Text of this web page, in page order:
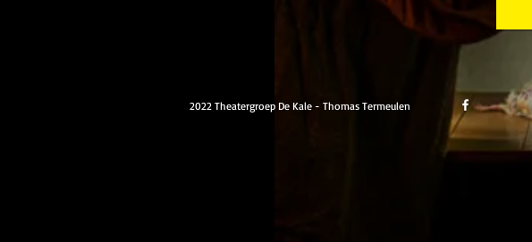
2022 Theatergroep De Kale - Thomas Termeulen